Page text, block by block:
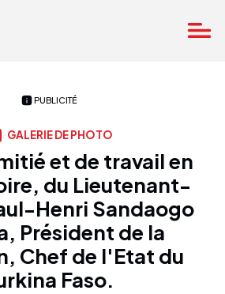
PUBLICITÉ
GALERIE DE PHOTO
et de travail en
du Lieutenant-
Henri Sandaogo
Président de la
Chef de l'Etat du
Faso.